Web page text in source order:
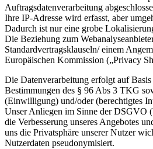
Auftragsdatenverarbeitung
Ihre IP-Adresse wird erfasst, aber
Dadurch ist nur eine grobe
Die Beziehung zum
Standardvertragsklauseln/ einem
Europäischen Kommission („Privacy
Die Datenverarbeitung erfolgt auf Basis
Bestimmungen des § 96 Abs 3 TKG
(Einwilligung) und/oder (berechtigtes
Unser Anliegen im Sinne der DSGVO
die Verbesserung unseres Angebotes
uns die Privatsphäre unserer Nutzer
Nutzerdaten pseudonymisiert.